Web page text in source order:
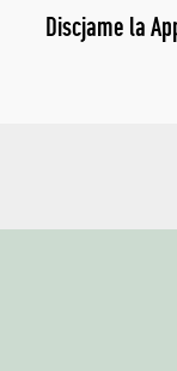
Discjame la